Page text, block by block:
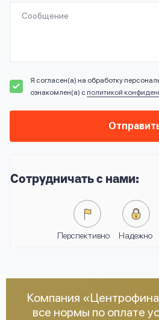
Сообщение
Я согласен(а) на обработку
ознакомлен(а) с политикой
Сотрудничать с нами:
Перспективно Надежно
Компания
все нормы по оплате